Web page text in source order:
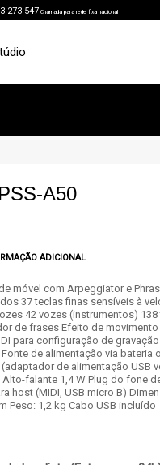
273 547 Chamada para rede fixa nacional
A50
ADICIONAL
móvel com Arpeggiator e
37 teclas finas sensíveis à
42 vozes (instrumentos)
de frases Efeito de movimento
para configuração de gravação
de alimentação via bateria
(adaptador de alimentação USB
falante 1,4 W Plug do fone
host (MIDI, USB micro B)
Peso: 1,2 kg Cabo USB incluído